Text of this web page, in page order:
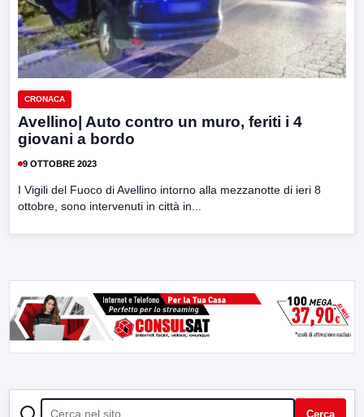
CRONACA
Avellino| Auto contro un muro, feriti i 4
giovani a bordo
9 OTTOBRE 2023
I Vigili del Fuoco di Avellino intorno alla mezzanotte di ieri 8
ottobre, sono intervenuti in città in...
CERCA Cerca